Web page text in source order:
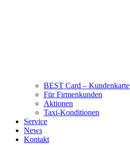
BEST Card – Kundenkarte
Für Firmenkunden
Aktionen
Taxi-Konditionen
Service
News
Kontakt